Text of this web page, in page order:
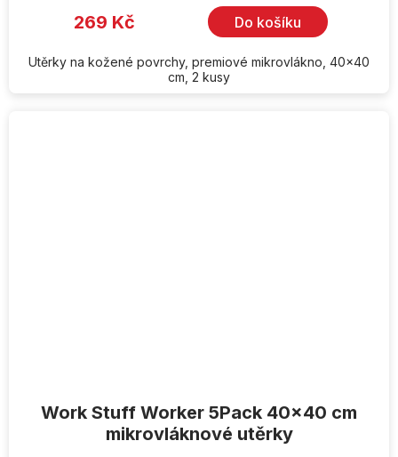
269 Kč Do košíku
Utěrky na kožené povrchy, premiové mikrovlákno, 40x40
cm, 2 kusy
Work Stuff Worker 5Pack 40x40 cm
mikrovláknové utěrky